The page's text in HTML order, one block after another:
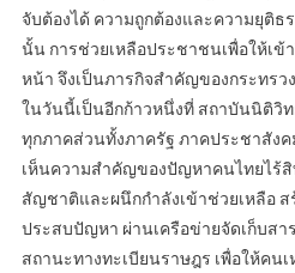
จับต้องได้ ความถูกต้องและความยุติธ
นั้น การช่วยเหลือประชาชนเพื่อให้เข้
หน้า จึงเป็นภารกิจสำคัญของกระทรว
ในวันนี้เป็นอีกก้าวหนึ่งที่ สถาบันนิติวิ
ทุกภาคส่วนทั้งภาครัฐ ภาคประชาสัง
เห็นความสำคัญของปัญหาคนไทยไร้สิ
สัญชาติและผนึกกำลังเข้าช่วยเหลือ ส
ประสบปัญหา ผ่านเครือข่ายจัดเก็บส
สถานะทางทะเบียนราษฎร เพื่อให้ค